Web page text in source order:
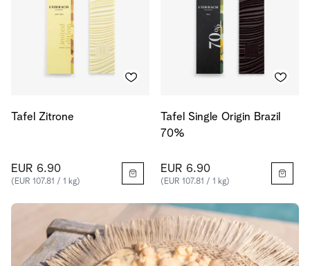
Tafel Zitrone
EUR 6.90
(EUR 107.81 / 1 kg)
Tafel Single Origin Brazil
70%
EUR 6.90
(EUR 107.81 / 1 kg)